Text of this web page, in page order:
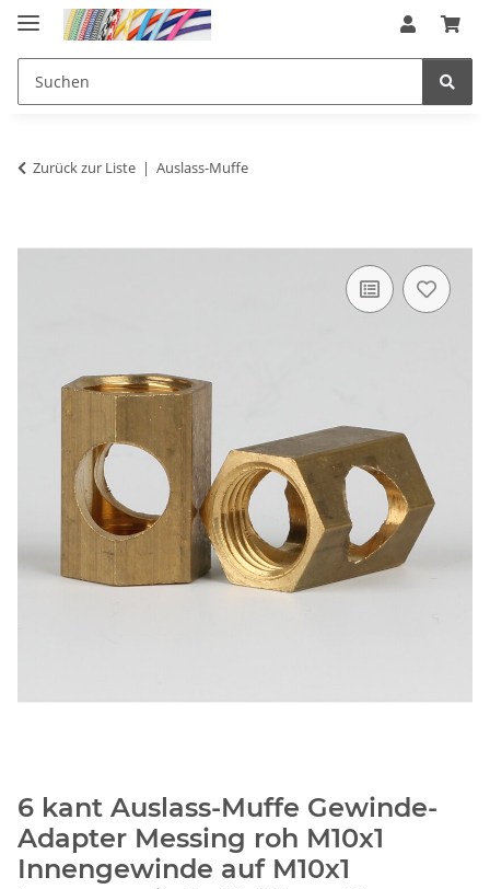
Zurück zur Liste Auslass-Muffe
6 kant Auslass-Muffe Gewinde-
Adapter Messing roh M10x1
Innengewinde auf M10x1